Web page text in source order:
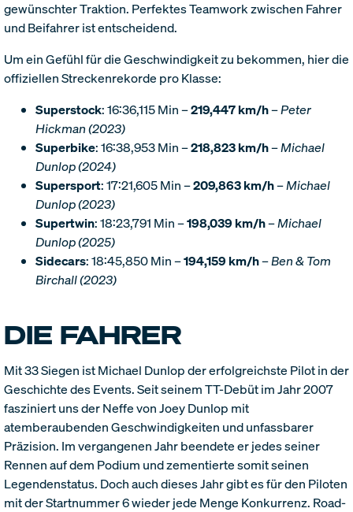
gewünschter Traktion. Perfektes Teamwork zwischen Fahrer
und Beifahrer ist entscheidend.
Um ein Gefühl für die Geschwindigkeit zu bekommen, hier die
offiziellen Streckenrekorde pro Klasse:
Superstock: 16:36,115 Min –219,447 km/h–Peter
Hickman (2023)
Superbike: 16:38,953 Min –218,823 km/h–Michael
Dunlop (2024)
Supersport: 17:21,605 Min –209,863 km/h–Michael
Dunlop (2023)
Supertwin: 18:23,791 Min –198,039 km/h–Michael
Dunlop (2025)
Sidecars: 18:45,850 Min –194,159 km/h–Ben & Tom
Birchall (2023)
DIE FAHRER
Mit 33 Siegen ist Michael Dunlop der erfolgreichste Pilot in der
Geschichte des Events. Seit seinem TT-Debüt im Jahr 2007
fasziniert uns der Neffe von Joey Dunlop mit
atemberaubenden Geschwindigkeiten und unfassbarer
Präzision. Im vergangenen Jahr beendete er jedes seiner
Rennen auf dem Podium und zementierte somit seinen
Legendenstatus. Doch auch dieses Jahr gibt es für den Piloten
mit der Startnummer 6 wieder jede Menge Konkurrenz. Road-